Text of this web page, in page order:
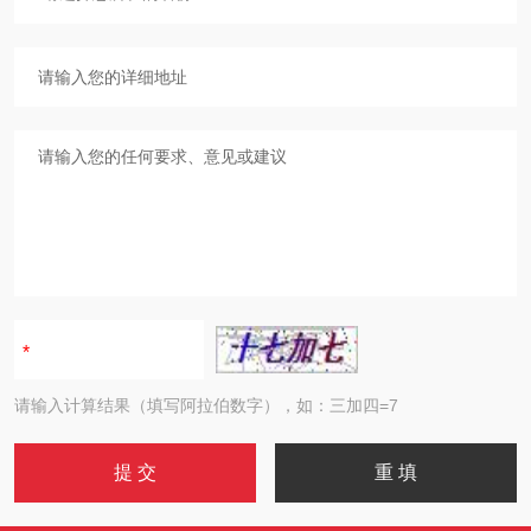
请输入计算结果（填写阿拉伯数字），如：三加四=7